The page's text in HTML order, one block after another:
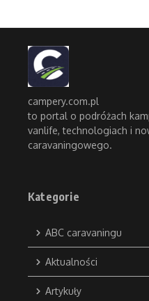
campery.com.pl
to portal o podróżach
vanlife, technologiach i
caravaningowego.
Kategorie
ABC caravaningu
Aktualności
Artykuły